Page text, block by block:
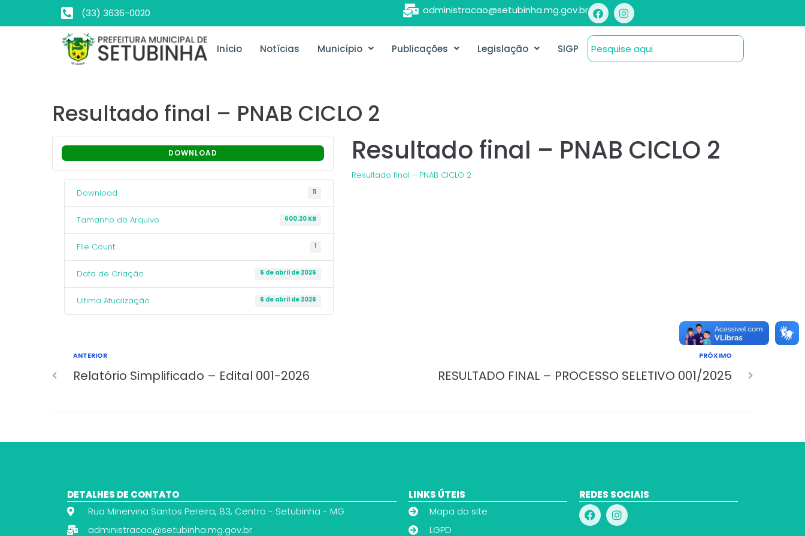
(33) 3636-0020 administracao@setubinha.mg.gov.br
Início Notícias Município Publicações Legislação SIGP
Resultado final – PNAB CICLO 2
DOWNLOAD
Download 11
Tamanho do Arquivo 600.20 KB
File Count 1
Data de Criação 6 de abril de 2026
Ultima Atualização 6 de abril de 2026
Resultado final – PNAB CICLO 2
Resultado final – PNAB CICLO 2
ANTERIOR
Relatório Simplificado – Edital 001-2026
PRÓXIMO
RESULTADO FINAL – PROCESSO SELETIVO 001/2025
DETALHES DE CONTATO
Rua Minervina Santos Pereira, 83, Centro - Setubinha - MG
administracao@setubinha.mg.gov.br
LINKS ÚTEIS
Mapa do site
LGPD
REDES SOCIAIS